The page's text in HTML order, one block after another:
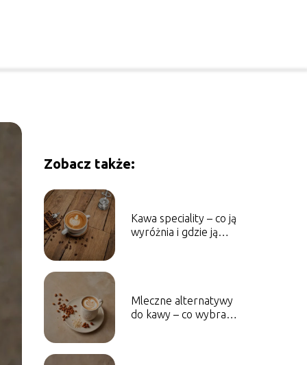
Zobacz także:
Kawa speciality – co ją
wyróżnia i gdzie ją
Mleczne alternatywy
do kawy – co wybrać